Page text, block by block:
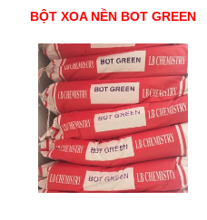
BỘT XOA NỀN BOT GREEN